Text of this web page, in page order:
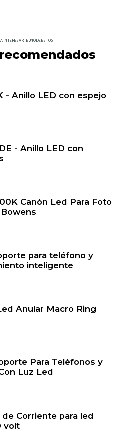
INTERESARTE UNO DE ESTOS
- Anillo LED con espejo
- Anillo LED con
Cañón Led Para Foto
para teléfono y
inteligente
Anular Macro Ring
Para Teléfonos y
Luz Led
Corriente para led
volt